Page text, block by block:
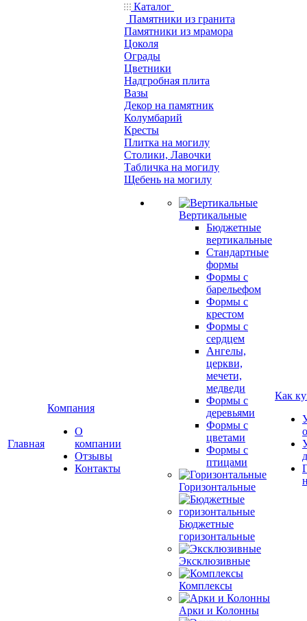
Главная
Компания
О
компании
Отзывы
Контакты
Каталог
Памятники из гранита
Памятники из мрамора
Цоколя
Ограды
Цветники
Надгробная плита
Вазы
Декор на памятник
Колумбарий
Кресты
Плитка на могилу
Столики, Лавочки
Табличка на могилу
Щебень на могилу
Вертикальные
Бюджетные
вертикальные
Стандартные
формы
Формы с
барельефом
Формы с
крестом
Формы с
сердцем
Ангелы,
церкви,
мечети,
медведи
Формы с
деревьями
Формы с
цветами
Формы с
птицами
Горизонтальные
Бюджетные
горизонтальные
Эксклюзивные
Комплексы
Арки и Колонны
Как